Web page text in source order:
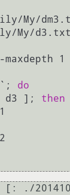
My/d3.txt
`; do
d3 ]; then
./